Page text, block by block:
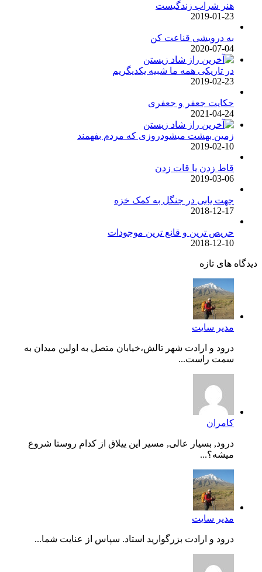
هنر شراب زندگیست
2019-01-23
به درویشی قناعت کن
2020-07-04
در تاریکی همه ما شبیه یکدیگریم
2019-02-23
حکایت جعفر و جعفری
2021-04-24
زمین بهشت میشودروزی که مردم بفهمند
2019-02-10
قاط زدن یا قات زدن
2019-03-06
جهت یابی در جنگل به کمک خزه
2018-12-17
حریص ترین و قانع ترین موجودات
2018-12-10
دیدگاه های تازه
مدیر سایت
درود و ارادت شهر تالش،خیابان متصل به اولین میدان به
سمت راست...
کامران
درود, بسیار عالی, مسیر این ییلاق از کدام روستا شروع
میشه؟...
مدیر سایت
درود و ارادت بزرگوارید استاد. سپاس از عنایت شما...